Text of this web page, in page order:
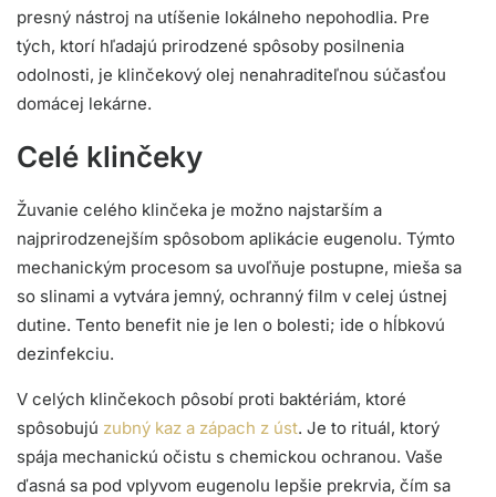
presný nástroj na utíšenie lokálneho nepohodlia. Pre
tých, ktorí hľadajú prirodzené spôsoby posilnenia
odolnosti, je klinčekový olej nenahraditeľnou súčasťou
domácej lekárne.
Celé klinčeky
Žuvanie celého klinčeka je možno najstarším a
najprirodzenejším spôsobom aplikácie eugenolu. Týmto
mechanickým procesom sa uvoľňuje postupne, mieša sa
so slinami a vytvára jemný, ochranný film v celej ústnej
dutine. Tento benefit nie je len o bolesti; ide o hĺbkovú
dezinfekciu.
V celých klinčekoch pôsobí proti baktériám, ktoré
spôsobujú zubný kaz a zápach z úst. Je to rituál, ktorý
spája mechanickú očistu s chemickou ochranou. Vaše
ďasná sa pod vplyvom eugenolu lepšie prekrvia, čím sa